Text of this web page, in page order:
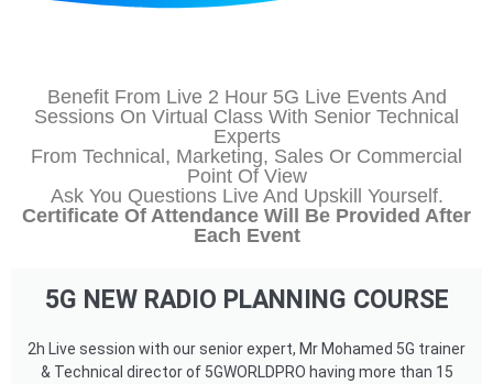
Benefit From Live 2 Hour 5G Live Events And
Sessions On Virtual Class With Senior Technical
Experts
From Technical, Marketing, Sales Or Commercial
Point Of View
Ask You Questions Live And Upskill Yourself.
Certificate Of Attendance Will Be Provided After
Each Event
5G NEW RADIO PLANNING COURSE
2h Live session with our senior expert, Mr Mohamed 5G trainer
& Technical director of 5GWORLDPRO having more than 15